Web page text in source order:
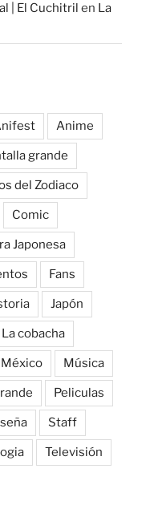
| El Cuchitril en La
Anime
grande
del Zodiaco
Comic
Japonesa
Fans
Japón
La cobacha
México Música
Peliculas
Staff
Televisión